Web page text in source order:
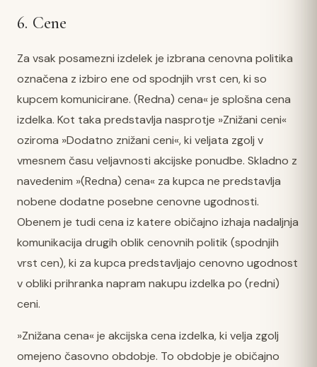
6. Cene
Za vsak posamezni izdelek je izbrana cenovna politika
označena z izbiro ene od spodnjih vrst cen, ki so
kupcem komunicirane. (Redna) cena« je splošna cena
izdelka. Kot taka predstavlja nasprotje »Znižani ceni«
oziroma »Dodatno znižani ceni«, ki veljata zgolj v
vmesnem času veljavnosti akcijske ponudbe. Skladno z
navedenim »(Redna) cena« za kupca ne predstavlja
nobene dodatne posebne cenovne ugodnosti.
Obenem je tudi cena iz katere običajno izhaja nadaljnja
komunikacija drugih oblik cenovnih politik (spodnjih
vrst cen), ki za kupca predstavljajo cenovno ugodnost
v obliki prihranka napram nakupu izdelka po (redni)
ceni.
»Znižana cena« je akcijska cena izdelka, ki velja zgolj
omejeno časovno obdobje. To obdobje je običajno